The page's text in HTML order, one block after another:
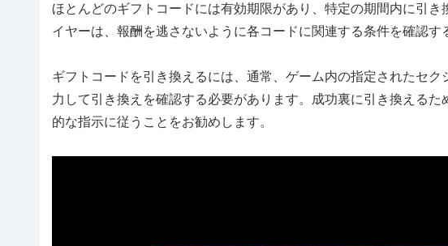
ほとんどのギフトコードには有効期限があり、特定の期間内に引き
イヤーは、報酬を逃さないように各コードに関連する条件を確認す
ギフトコードを引き換えるには、通常、ゲーム内の指定されたセク
力して引き換えを確認する必要があります。成功裏に引き換えるた
的な指示に従うことをお勧めします。